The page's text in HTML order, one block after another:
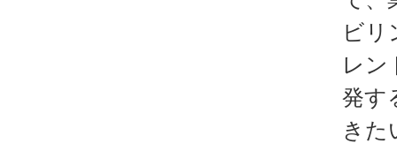
ビリ
レン
発す
きた